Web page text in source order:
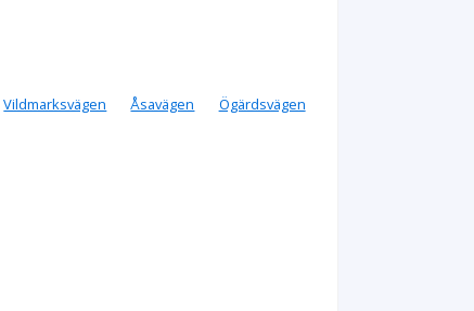
Vildmarksvägen Åsavägen Ögärdsvägen